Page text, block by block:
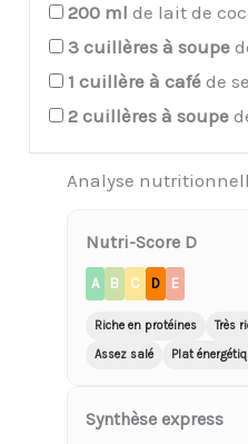
200 ml de lait de
3 cuillères à soupe
1 cuillère à café de
2 cuillères à soupe
Analyse
Nutri-Score D
A B C D E
Riche en protéines
Très
Assez salé
Plat
Synthèse express